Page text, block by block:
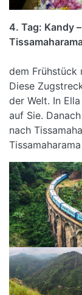
4. Tag: Kandy
dem Frühstück
Diese
der Welt. In
auf Sie.
nach